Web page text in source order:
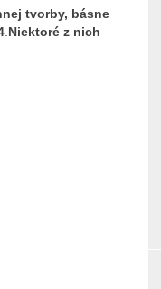
tvorby, básne
Niektoré z nich